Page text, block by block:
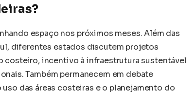
espaço nos próximos meses. Além das
diferentes estados discutem projetos
incentivo à infraestrutura sustentável
Também permanecem em debate
das áreas costeiras e o planejamento do